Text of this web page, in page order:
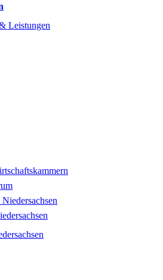
Leistungen